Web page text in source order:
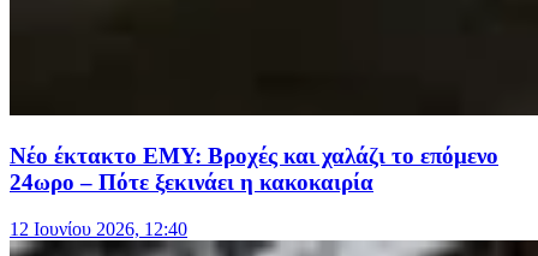
Νέο έκτακτο ΕΜΥ: Βροχές και χαλάζι το επόμενο
24ωρο – Πότε ξεκινάει η κακοκαιρία
12 Ιουνίου 2026, 12:40